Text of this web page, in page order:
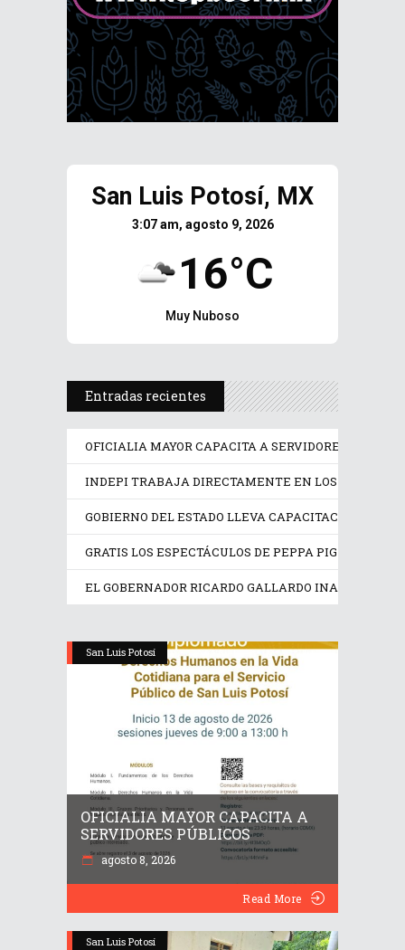
San Luis Potosí, MX
3:07 am, agosto 9, 2026
16°C
Muy Nuboso
Entradas recientes
OFICIALIA MAYOR CAPACITA A SERVIDORES
INDEPI TRABAJA DIRECTAMENTE EN LOS
GOBIERNO DEL ESTADO LLEVA CAPACITACIÓN
GRATIS LOS ESPECTÁCULOS DE PEPPA PIG Y
EL GOBERNADOR RICARDO GALLARDO INAUGURA
San Luis Potosí
OFICIALIA MAYOR CAPACITA A
SERVIDORES PÚBLICOS
agosto 8, 2026
Read More
San Luis Potosí